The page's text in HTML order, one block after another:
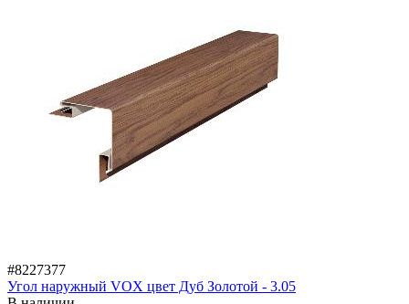
#8227377
Угол наружный VOX цвет Дуб Золотой - 3.05